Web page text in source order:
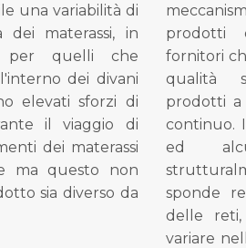
una variabilità di
dei materassi, in
per quelli che
dei divani
elevati sforzi di
il viaggio di
dei materassi
ma questo non
sia diverso da
prodotti
fornitori
qualità
prodotti a
continuo.
ed
sponde
delle reti,
variare